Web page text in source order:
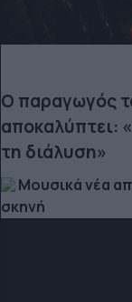
Ο παραγωγός
αποκαλύπτει:
τη διάλυση»
Μουσικά νέα
σκηνή